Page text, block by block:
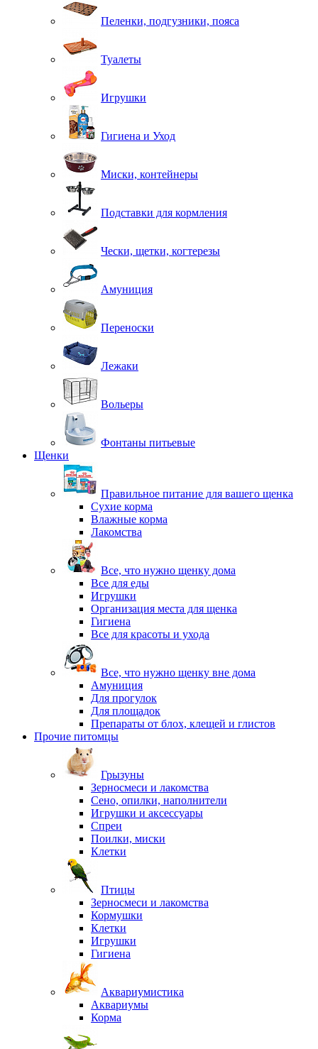
Пеленки, подгузники, пояса
Туалеты
Игрушки
Гигиена и Уход
Миски, контейнеры
Подставки для кормления
Чески, щетки, когтерезы
Амуниция
Переноски
Лежаки
Вольеры
Фонтаны питьевые
Щенки
Правильное питание для вашего щенка
Сухие корма
Влажные корма
Лакомства
Все, что нужно щенку дома
Все для еды
Игрушки
Организация места для щенка
Гигиена
Все для красоты и ухода
Все, что нужно щенку вне дома
Амуниция
Для прогулок
Для площадок
Препараты от блох, клещей и глистов
Прочие питомцы
Грызуны
Зерносмеси и лакомства
Сено, опилки, наполнители
Игрушки и аксессуары
Спреи
Поилки, миски
Клетки
Птицы
Зерносмеси и лакомства
Кормушки
Клетки
Игрушки
Гигиена
Аквариумистика
Аквариумы
Корма